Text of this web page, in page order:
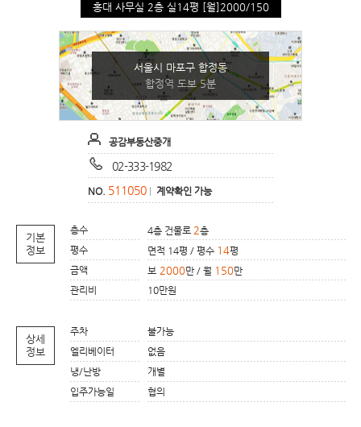
서울시 마포구 합정동
합정역 도보 5분
홍대 사무실 2층 실14평 [월]2000/150
공감부동산중개
02-333-1982
NO. 511050 계약확인 가능
기본
정보
층수 4층 건물로 2층
평수
면적 14평 / 평수 14평
금액
보2000만 / 월 150만
관리비
10만원
상세
정보
주차
불가능
엘리베이터
없음
냉/난방
개별
입주가능일
협의